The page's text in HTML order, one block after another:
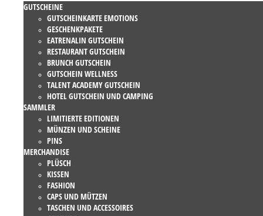
GUTSCHEINE
GUTSCHEINKARTE EMOTIONS
GESCHENKPAKETE
EATRENALIN GUTSCHEIN
RESTAURANT GUTSCHEIN
BRUNCH GUTSCHEIN
GUTSCHEIN WELLNESS
TALENT ACADEMY GUTSCHEIN
HOTEL GUTSCHEIN UND CAMPING
SAMMLER
LIMITIERTE EDITIONEN
MÜNZEN UND SCHEINE
PINS
MERCHANDISE
PLÜSCH
KISSEN
FASHION
CAPS UND MÜTZEN
TASCHEN UND ACCESSOIRES